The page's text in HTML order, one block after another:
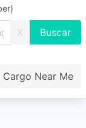
X
Near Me